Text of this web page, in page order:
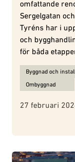
omfattande
Sergelgatan
Tyréns har i
och
för båda
Ämnen för
Byggnad och
Ombyggnad
27 februari